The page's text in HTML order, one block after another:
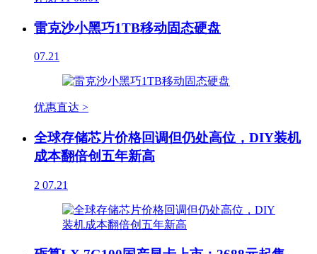
雷克沙小黑巧1TB移动固态硬盘
07.21
优惠直达 >
全球存储芯片价格回调但仍处高位，DIY装机
成本翻倍创五年新高
2 07.21